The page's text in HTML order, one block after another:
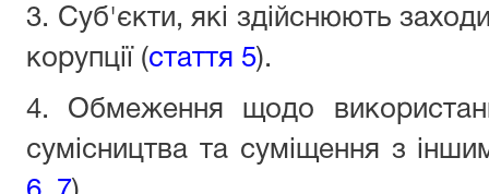
3. Суб'єкти, які здійснюють
корупції (стаття 5).
4. Обмеження щодо
сумісництва та суміщення з